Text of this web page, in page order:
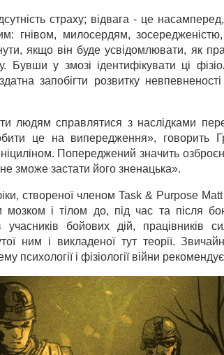
страху; відвага - це
гнівом, милосердям,
якщо він буде усвідомлювати, як
Бувши у змозі ідентифікувати ці
запобігти розвитку
людям справлятися з наслідками
це на випередження», говорить
Попереджений значить
зможе застати його зненацька».
створеної членом Task & Purpose
мозком і тілом до, під час та після
учасників бойових дій, працівників
ним і викладеної тут теорії.
психології і фізіології війни